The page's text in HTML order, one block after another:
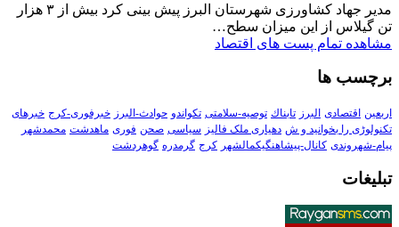
مدیر جهاد کشاورزی شهرستان البرز پیش بینی کرد بیش از ۳ هزار
تن گیلاس از این میزان سطح…
مشاهده تمام پست های اقتصاد
برچسب ها
اربعین اقتصادی البرز تابناك توصیه-سلامتی تکواندو حوادث-البرز خبرفوری-کرج خبرهای
تکنولوڑی را بخوانید و ش دهیاری ملک فالیز سیاسی صحن فوری ماهدشت محمدشهر
پیام-شهروندی کانال-پیشاهنگیکمالشهر کرج گرمدره گوهردشت
تبلیغات